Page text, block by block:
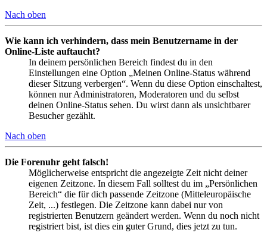
Nach oben
Wie kann ich verhindern, dass mein Benutzername in der
Online-Liste auftaucht?
In deinem persönlichen Bereich findest du in den
Einstellungen eine Option „Meinen Online-Status während
dieser Sitzung verbergen“. Wenn du diese Option einschaltest,
können nur Administratoren, Moderatoren und du selbst
deinen Online-Status sehen. Du wirst dann als unsichtbarer
Besucher gezählt.
Nach oben
Die Forenuhr geht falsch!
Möglicherweise entspricht die angezeigte Zeit nicht deiner
eigenen Zeitzone. In diesem Fall solltest du im „Persönlichen
Bereich“ die für dich passende Zeitzone (Mitteleuropäische
Zeit, ...) festlegen. Die Zeitzone kann dabei nur von
registrierten Benutzern geändert werden. Wenn du noch nicht
registriert bist, ist dies ein guter Grund, dies jetzt zu tun.